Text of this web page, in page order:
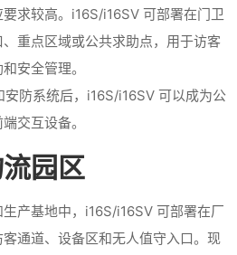
求较高。i16S/i16SV 可部署在门卫
重点区域或公共求助点，用于访客
安全管理。
防系统后，i16S/i16SV 可以成为公
交互设备。
园区
产基地中，i16S/i16SV 可部署在厂
通道、设备区和无人值守入口。现